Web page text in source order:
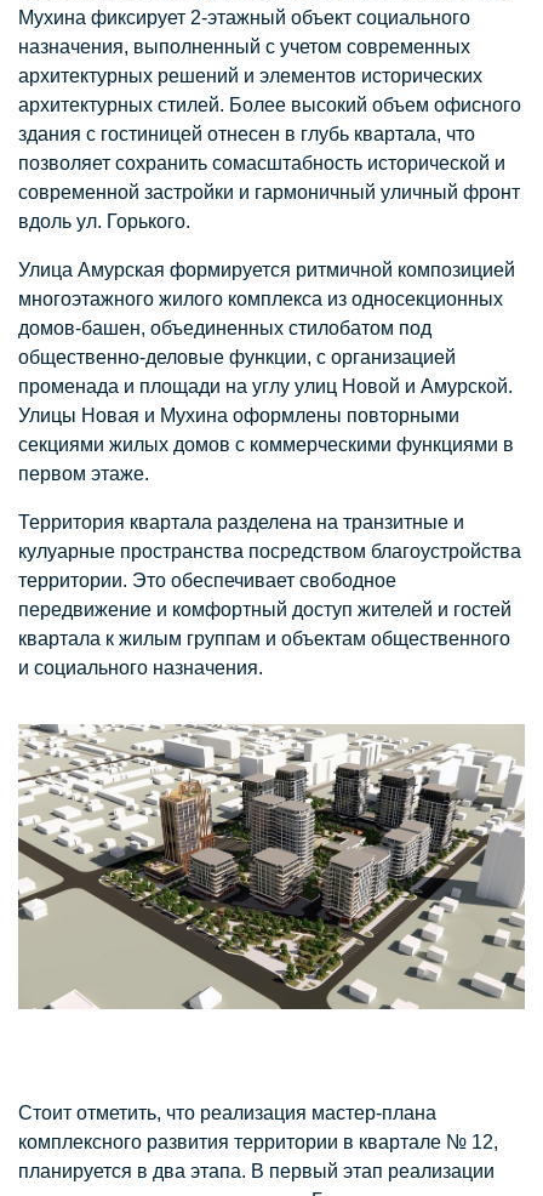
Мухина фиксирует 2-этажный объект социального
назначения, выполненный с учетом современных
архитектурных решений и элементов исторических
архитектурных стилей. Более высокий объем офисного
здания с гостиницей отнесен в глубь квартала, что
позволяет сохранить сомасштабность исторической и
современной застройки и гармоничный уличный фронт
вдоль ул. Горького.
Улица Амурская формируется ритмичной композицией
многоэтажного жилого комплекса из односекционных
домов-башен, объединенных стилобатом под
общественно-деловые функции, с организацией
променада и площади на углу улиц Новой и Амурской.
Улицы Новая и Мухина оформлены повторными
секциями жилых домов с коммерческими функциями в
первом этаже.
Территория квартала разделена на транзитные и
кулуарные пространства посредством благоустройства
территории. Это обеспечивает свободное
передвижение и комфортный доступ жителей и гостей
квартала к жилым группам и объектам общественного
и социального назначения.
Стоит отметить, что реализация мастер-плана
комплексного развития территории в квартале № 12,
планируется в два этапа. В первый этап реализации